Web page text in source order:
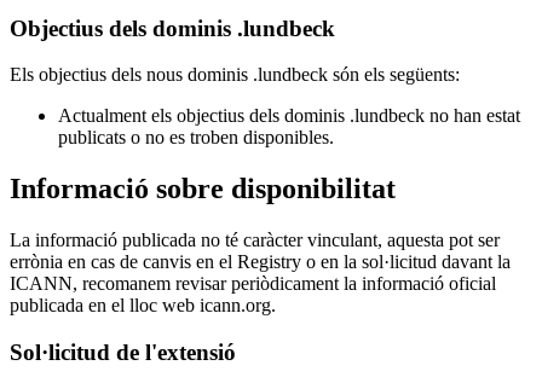
Objectius dels dominis .lundbeck
Els objectius dels nous dominis .lundbeck són els següents:
Actualment els objectius dels dominis .lundbeck no han estat
publicats o no es troben disponibles.
Informació sobre disponibilitat
La informació publicada no té caràcter vinculant, aquesta pot ser
errònia en cas de canvis en el Registry o en la sol·licitud davant la
ICANN, recomanem revisar periòdicament la informació oficial
publicada en el lloc web icann.org.
Sol·licitud de l'extensió